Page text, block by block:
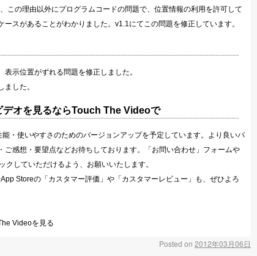
この理由以外にプログラムコードの問題で、位置情報の利用を許可して
スがあることがわかりました。v1.1にてこの問題を修正しています。
示位置がずれる問題を修正しました。
ました。
オを見るならTouch The Videoで
・使いやすさのためのバージョンアップを予定しています。より良いバ
ご感想・要望点などお待ちしております。「お問い合わせ」フォームや
していただけるよう、お願いいたします。
Storeの「カスタマー評価」や「カスタマーレビュー」も、ぜひよろ
Videoを見る
Posted on 2012年03月06日